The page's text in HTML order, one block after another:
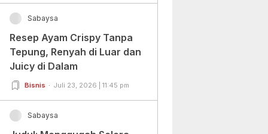
Sabaysa
Resep Ayam Crispy Tanpa
Tepung, Renyah di Luar dan
Juicy di Dalam
Bisnis Juli 23, 2026 | 11:45 pm
Sabaysa